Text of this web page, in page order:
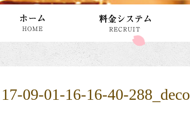
17-09-01-16-16-40-288_deco